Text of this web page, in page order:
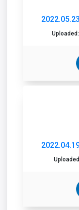
Uploaded: